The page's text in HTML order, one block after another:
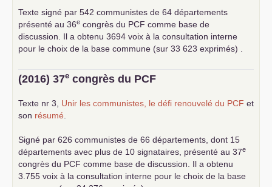
Texte signé par 542 communistes de 64 départements
présenté au 36e congrès du PCF comme base de
discussion. Il a obtenu 3694 voix à la consultation interne
pour le choix de la base commune (sur 33 623 exprimés) .
(2016) 37e congrès du PCF
Texte nr 3, Unir les communistes, le défi renouvelé du PCF et
son résumé
Signé par 626 communistes de 66 départements, dont 15
départements avec plus de 10 signataires, présenté au 37e
congrès du PCF comme base de discussion. Il a obtenu
3.755 voix à la consultation interne pour le choix de la base